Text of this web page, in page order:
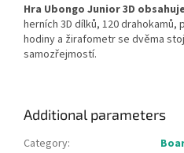
Hra Ubongo Junior 3D
herních 3D dílků, 120
hodiny a žirafometr se dvěma
samozřejmostí.
Additional parameters
Category: